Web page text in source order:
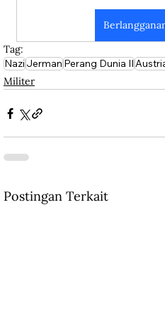
Tag:
NaziJermanPerang Dunia II
Militer
Postingan Terkait